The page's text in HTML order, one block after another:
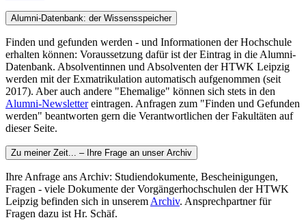
Alumni-Datenbank: der Wissensspeicher
Finden und gefunden werden - und Informationen der Hochschule
erhalten können: Voraussetzung dafür ist der Eintrag in die Alumni-
Datenbank. Absolventinnen und Absolventen der HTWK Leipzig
werden mit der Exmatrikulation automatisch aufgenommen (seit
2017). Aber auch andere "Ehemalige" können sich stets in den
Alumni-Newslettereintragen. Anfragen zum "Finden und Gefunden
werden" beantworten gern die Verantwortlichen der Fakultäten auf
dieser Seite.
Zu meiner Zeit... – Ihre Frage an unser Archiv
Ihre Anfrage ans Archiv: Studiendokumente, Bescheinigungen,
Fragen - viele Dokumente der Vorgängerhochschulen der HTWK
Leipzig befinden sich in unserem Archiv. Ansprechpartner für
Fragen dazu ist Hr. Schäf.